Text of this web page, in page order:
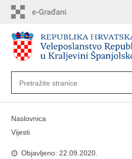
sadržaj
Naslovnica
Vijesti
Objavljeno: 22.09.2020.